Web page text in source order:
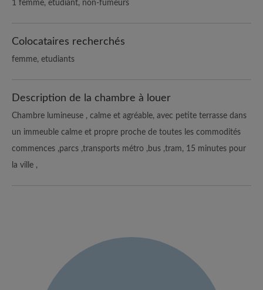
1 femme, etudiant, non-fumeurs
Colocataires recherchés
femme, etudiants
Description de la chambre à louer
Chambre lumineuse , calme et agréable, avec petite terrasse dans
un immeuble calme et propre proche de toutes les commodités
commences ,parcs ,transports métro ,bus ,tram, 15 minutes pour
la ville ,